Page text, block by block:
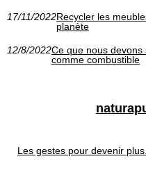
17/11/2022Recycler les
planète
12/8/2022Ce que nous devons
comme combustible
Les gestes pour devenir